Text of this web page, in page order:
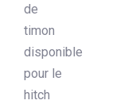
de
timon
disponible
pour le
hitch